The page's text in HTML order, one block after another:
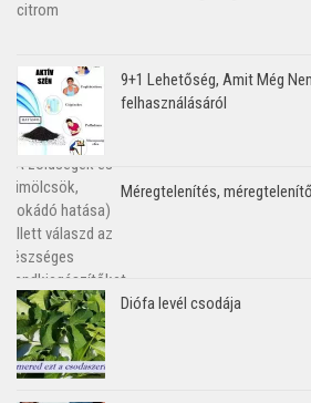
9+1 Lehetőség, Amit Még
felhasználásáról
Méregtelenítés,
Diófa levél csodája